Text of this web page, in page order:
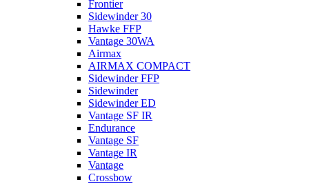
Frontier
Sidewinder 30
Hawke FFP
Vantage 30WA
Airmax
AIRMAX COMPACT
Sidewinder FFP
Sidewinder
Sidewinder ED
Vantage SF IR
Endurance
Vantage SF
Vantage IR
Vantage
Crossbow